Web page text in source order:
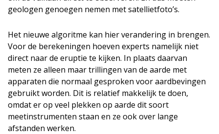
geologen genoegen nemen met satellietfoto’s.
Het nieuwe algoritme kan hier verandering in brengen.
Voor de berekeningen hoeven experts namelijk niet
direct naar de eruptie te kijken. In plaats daarvan
meten ze alleen maar trillingen van de aarde met
apparaten die normaal gesproken voor aardbevingen
gebruikt worden. Dit is relatief makkelijk te doen,
omdat er op veel plekken op aarde dit soort
meetinstrumenten staan en ze ook over lange
afstanden werken.